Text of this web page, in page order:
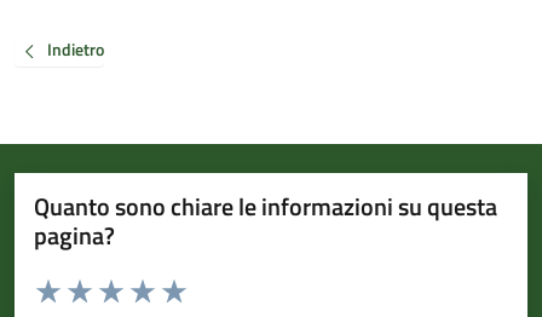
Indietro
Quanto sono chiare le informazioni su questa
pagina?
Valuta da 1 a 5 stelle la pagina